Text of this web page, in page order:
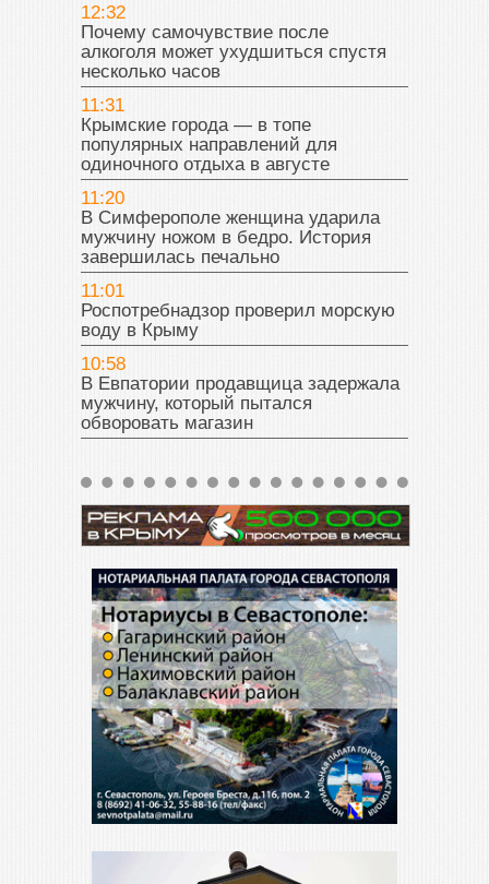
12:32
Почему самочувствие после
алкоголя может ухудшиться спустя
несколько часов
11:31
Крымские города — в топе
популярных направлений для
одиночного отдыха в августе
11:20
В Симферополе женщина ударила
мужчину ножом в бедро. История
завершилась печально
11:01
Роспотребнадзор проверил морскую
воду в Крыму
10:58
В Евпатории продавщица задержала
мужчину, который пытался
обворовать магазин